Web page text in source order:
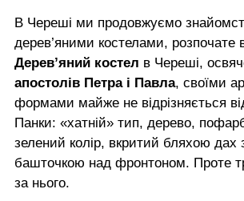
В Череші ми продовжуємо
дерев’яними костелами, розпочате
Дерев’яний костел в Череші,
апостолів Петра і Павла, своїми
формами майже не відрізняється
Панки: «хатній» тип, дерево,
зелений колір, вкритий бляхою дах
башточкою над фронтоном. Проте
за нього.